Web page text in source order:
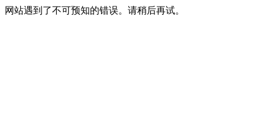
网站遇到了不可预知的错误。请稍后再试。